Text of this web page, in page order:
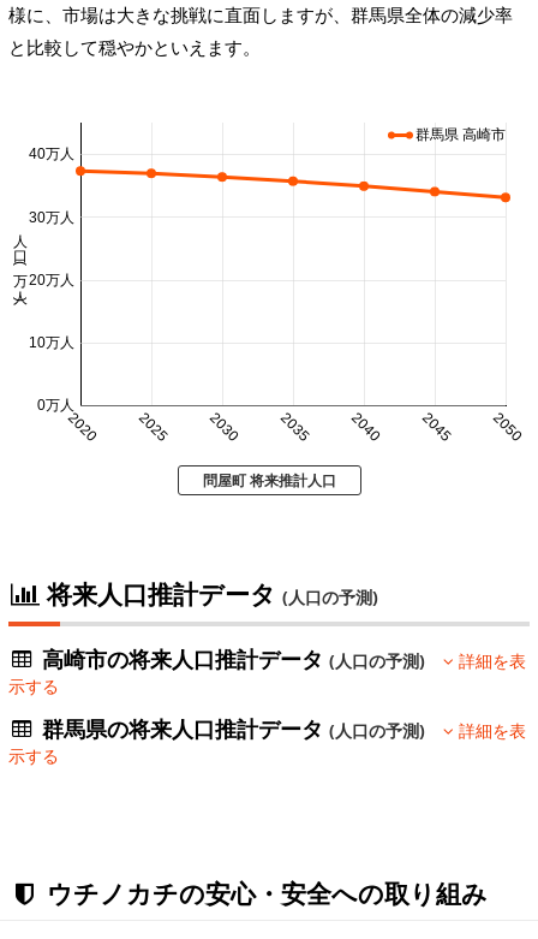
様に、市場は大きな挑戦に直面しますが、群馬県全体の減少率
と比較して穏やかといえます。
2020 2025 2030 2035 2040 2045 2050
0万人
10万人
20万人
30万人
40万人
人口 (万人)
群馬県 高崎市
問屋町 将来推計人口
将来人口推計データ (人口の予測)
高崎市の将来人口推計データ(人口の予測)
詳細を表
示する
群馬県の将来人口推計データ(人口の予測)
詳細を表
示する
ウチノカチの安心・安全への取り組み